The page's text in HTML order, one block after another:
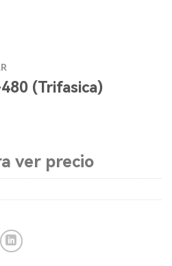
(Trifasica)
ver precio